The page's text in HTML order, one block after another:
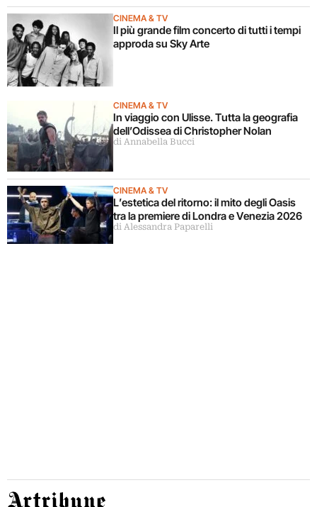
CINEMA & TV
Il più grande film concerto di tutti i tempi
approda su Sky Arte
CINEMA & TV
In viaggio con Ulisse. Tutta la geografia
dell’Odissea di Christopher Nolan
di Annabella Bucci
CINEMA & TV
L’estetica del ritorno: il mito degli Oasis
tra la premiere di Londra e Venezia 2026
di Alessandra Paparelli
Artribune